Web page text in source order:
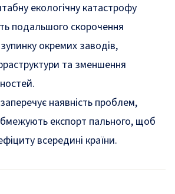
екологічну катастрофу
подальшого скорочення
окремих заводів,
та зменшення
наявність проблем,
експорт пального, щоб
всередині країни.